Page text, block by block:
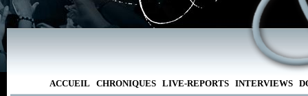
ACCUEIL CHRONIQUES LIVE-REPORTS INTERVIEWS